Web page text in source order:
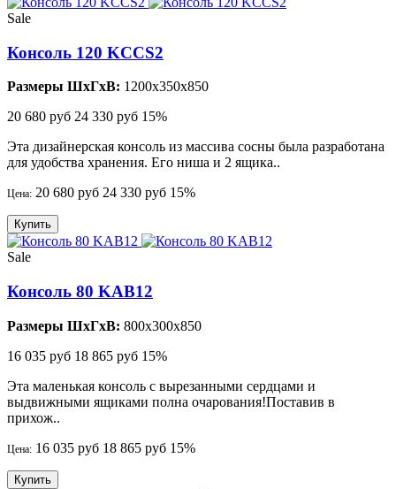
Sale
Консоль 120 KCCS2
Размеры ШхГхВ: 1200x350x850
20 680 руб 24 330 руб 15%
Эта дизайнерская консоль из массива сосны была разработана
для удобства хранения. Его ниша и 2 ящика..
Цена: 20 680 руб 24 330 руб 15%
Купить
Sale
Консоль 80 KAB12
Размеры ШхГхВ: 800x300x850
16 035 руб 18 865 руб 15%
Эта маленькая консоль с вырезанными сердцами и
выдвижными ящиками полна очарования!Поставив в
прихож..
Цена: 16 035 руб 18 865 руб 15%
Купить